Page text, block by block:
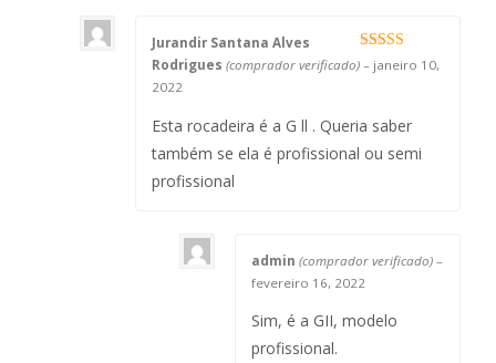
Avaliação 5
de 5
Jurandir Santana Alves
Rodrigues (comprador verificado) – janeiro 10,
2022
Esta rocadeira é a G ll . Queria saber
também se ela é profissional ou semi
profissional
admin (comprador verificado) –
fevereiro 16, 2022
Sim, é a GII, modelo
profissional.